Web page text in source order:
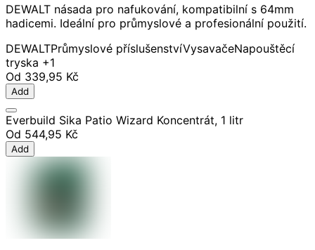
DEWALT násada pro nafukování, kompatibilní s 64mm
hadicemi. Ideální pro průmyslové a profesionální použití.
DEWALTPrůmyslové příslušenstvíVysavačeNapouštěcí
tryska +1
Od 339,95 Kč
Add
Everbuild Sika Patio Wizard Koncentrát, 1 litr
Od 544,95 Kč
Add